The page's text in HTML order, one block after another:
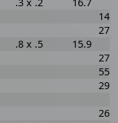
.8 x .5
15.9